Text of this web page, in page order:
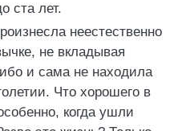
ста лет.
неестественно
не вкладывая
и сама не находила
Что хорошего в
когда ушли